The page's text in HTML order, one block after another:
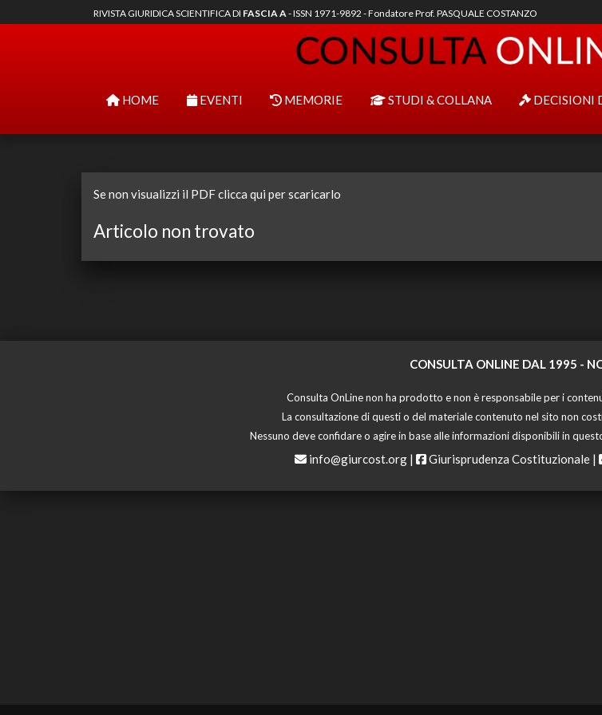
RIVISTA GIURIDICA SCIENTIFICA DI FASCIA A- ISSN 1971-9892 - Fondatore Prof. PASQUALE COSTANZO
HOME EVENTI MEMORIE STUDI & COLLANA DECISIONI
Se non visualizzi il PDF clicca qui per scaricarlo
Articolo non trovato
CONSULTA ONLINE DAL 1995 -
Consulta OnLine non ha prodotto e non è responsabile per i
La consultazione di questi o del materiale contenuto nel sito non
Nessuno deve confidare o agire in base alle informazioni disponibili in
info@giurcost.org | Giurisprudenza Costituzionale |